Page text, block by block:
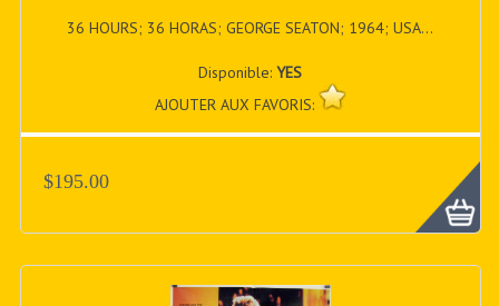
36 HOURS; 36 HORAS; GEORGE SEATON; 1964; USA...
Disponible:YES
AJOUTER AUX FAVORIS:
$195.00